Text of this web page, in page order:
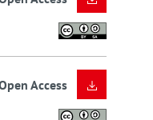
Access